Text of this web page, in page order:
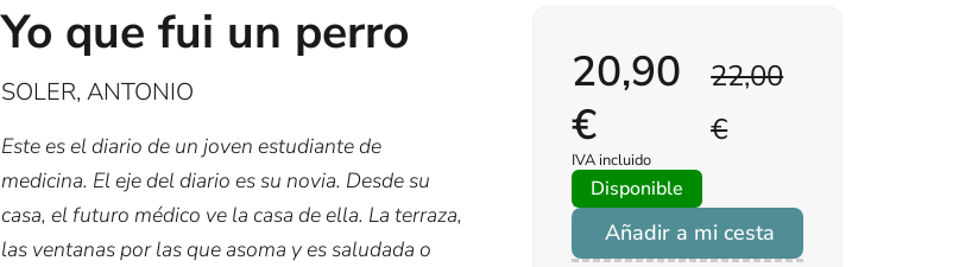
Yo que fui un perro
SOLER, ANTONIO
Este es el diario de un joven estudiante de
medicina. El eje del diario es su novia. Desde su
casa, el futuro médico ve la casa de ella. La terraza,
las ventanas por las que asoma y es saludada o
22,00
€
20,90
€
IVA incluido
Disponible
Añadir a mi cesta